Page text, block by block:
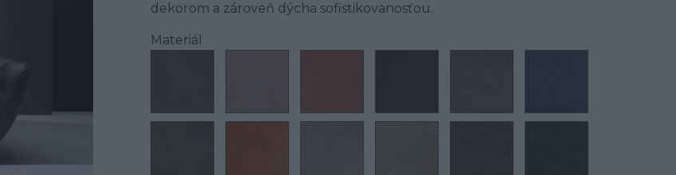
dekorom a zároveň dýcha sofistikovanosťou.
Materiál